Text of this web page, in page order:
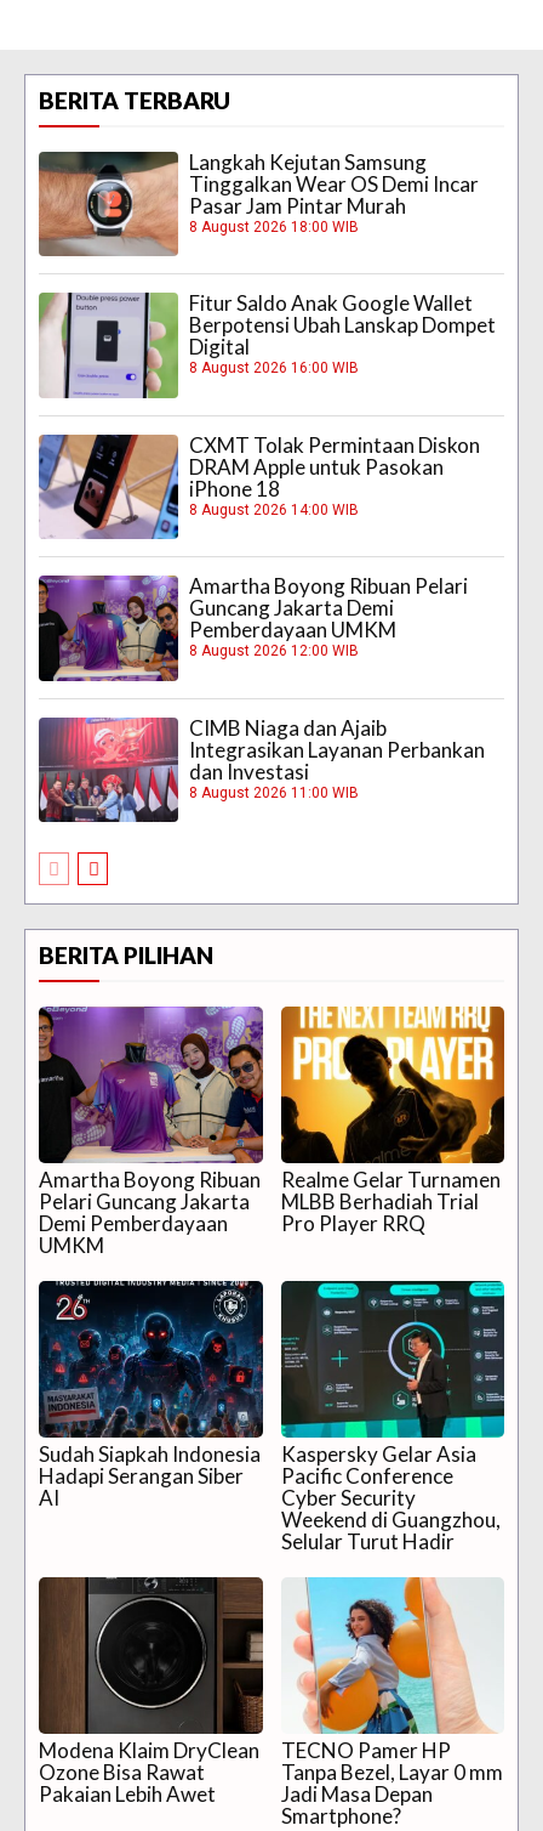
BERITA TERBARU
Langkah Kejutan Samsung
Tinggalkan Wear OS Demi Incar
Pasar Jam Pintar Murah
8 August 2026 18:00 WIB
Fitur Saldo Anak Google Wallet
Berpotensi Ubah Lanskap Dompet
Digital
8 August 2026 16:00 WIB
CXMT Tolak Permintaan Diskon
DRAM Apple untuk Pasokan
iPhone 18
8 August 2026 14:00 WIB
Amartha Boyong Ribuan Pelari
Guncang Jakarta Demi
Pemberdayaan UMKM
8 August 2026 12:00 WIB
CIMB Niaga dan Ajaib
Integrasikan Layanan Perbankan
dan Investasi
8 August 2026 11:00 WIB
BERITA PILIHAN
Amartha Boyong Ribuan
Pelari Guncang Jakarta
Demi Pemberdayaan
UMKM
Realme Gelar Turnamen
MLBB Berhadiah Trial
Pro Player RRQ
Sudah Siapkah Indonesia
Hadapi Serangan Siber
AI
Kaspersky Gelar Asia
Pacific Conference
Cyber Security
Weekend di Guangzhou,
Selular Turut Hadir
Modena Klaim DryClean
Ozone Bisa Rawat
Pakaian Lebih Awet
TECNO Pamer HP
Tanpa Bezel, Layar 0 mm
Jadi Masa Depan
Smartphone?